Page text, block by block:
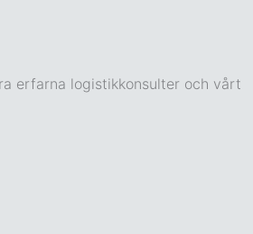
erfarna logistikkonsulter och vårt